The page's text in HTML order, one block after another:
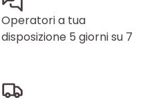
Operatori a tua
disposizione 5 giorni su 7